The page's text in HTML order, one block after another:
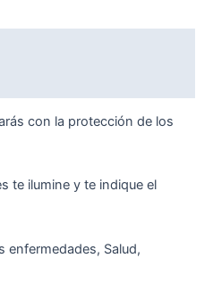
con la protección de los
te ilumine y te indique el
enfermedades, Salud,